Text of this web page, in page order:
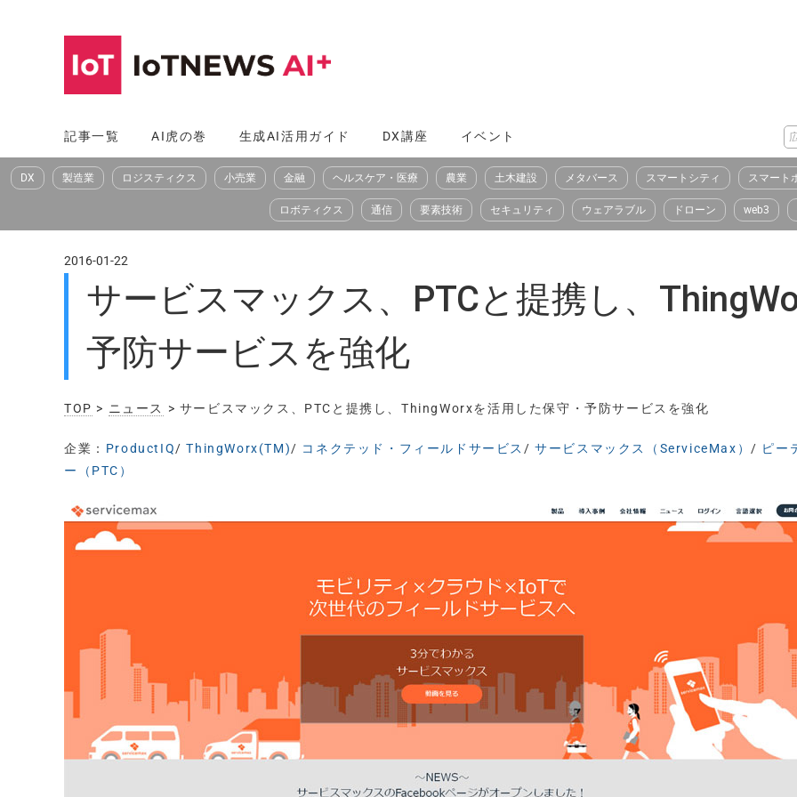
へ
ス
記事一覧 AI虎の巻 生成AI活用ガイド DX講座 イベント
DX 製造業 ロジスティクス 小売業 金融 ヘルスケア・医療 農業 土木建設 メタバース スマートシティ スマート
ロボティクス 通信 要素技術 セキュリティ ウェアラブル ドローン web3
2016-01-22
サービスマックス、PTCと提携し、
予防サービスを強化
TOP > ニュース > サービスマックス、PTCと提携し、ThingWorxを活用した保守・予防サービスを強化
企業： ProductIQ/ThingWorx(TM)/ コネクテッド・フィールドサービス /サービスマックス（ServiceMax） / ピー
ー（PTC）